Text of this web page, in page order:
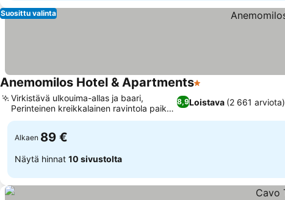
Suosittu valinta
Anemomilos Hotel & Apartments1 Tähtiluokitus
8,9Loistava (2 661 arviota)
Virkistävä ulkouima-allas ja baari,
Perinteinen kreikkalainen ravintola paikan
päällä
Alkaen 89 €
Näytä hinnat 10 sivustolta